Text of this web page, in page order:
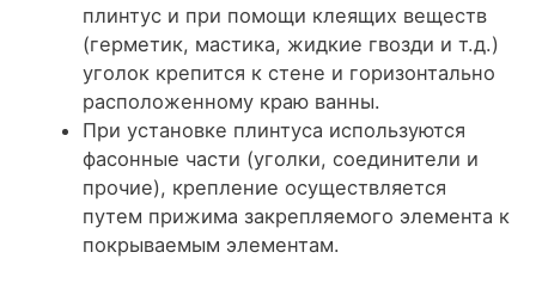
плинтус и при помощи клеящих веществ
(герметик, мастика, жидкие гвозди и т.д.)
уголок крепится к стене и горизонтально
расположенному краю ванны.
При установке плинтуса используются
фасонные части (уголки, соединители и
прочие), крепление осуществляется
путем прижима закрепляемого элемента к
покрываемым элементам.